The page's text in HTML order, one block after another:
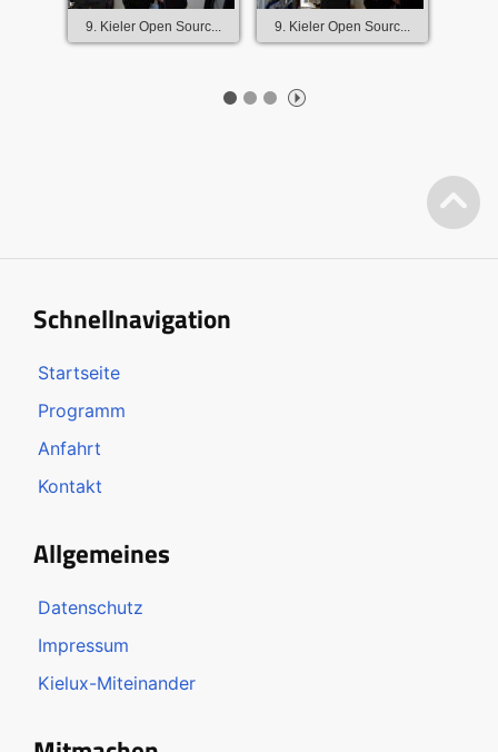
9. Kieler Open Sourc... 9. Kieler Open Sourc...
Schnellnavigation
Startseite
Programm
Anfahrt
Kontakt
Allgemeines
Datenschutz
Impressum
Kielux-Miteinander